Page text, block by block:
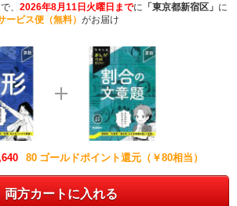
、 2026年8月11日火曜日までに 「東京都新宿区」 に
ービス便（無料） がお届け
80 ゴールドポイント還元（￥80相当）
両方カートに入れる